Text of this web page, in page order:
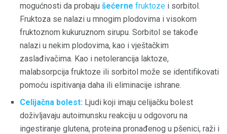
mogućnosti da probaju šećerne fruktoze i sorbitol.
Fruktoza se nalazi u mnogim plodovima i visokom
fruktoznom kukuruznom sirupu. Sorbitol se takođe
nalazi u nekim plodovima, kao i vještačkim
zaslađivačima. Kao i netolerancija laktoze,
malabsorpcija fruktoze ili sorbitol može se identifikovati
pomoću ispitivanja daha ili eliminacije ishrane.
Celijačna bolest: Ljudi koji imaju celijačku bolest
doživljavaju autoimunsku reakciju u odgovoru na
ingestiranje glutena, proteina pronađenog u pšenici, raži i